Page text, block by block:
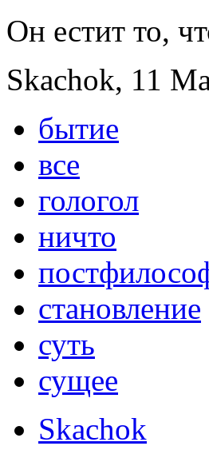
Он естит то,
Skachok, 11
бытие
все
гологол
ничто
становление
суть
сущее
Skachok